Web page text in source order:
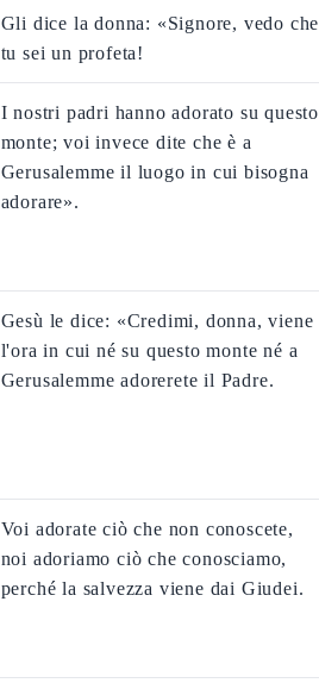
Gli dice la donna: «Signore, vedo che
tu sei un profeta!
I nostri padri hanno adorato su questo
monte; voi invece dite che è a
Gerusalemme il luogo in cui bisogna
adorare».
Gesù le dice: «Credimi, donna, viene
l'ora in cui né su questo monte né a
Gerusalemme adorerete il Padre.
Voi adorate ciò che non conoscete,
noi adoriamo ciò che conosciamo,
perché la salvezza viene dai Giudei.